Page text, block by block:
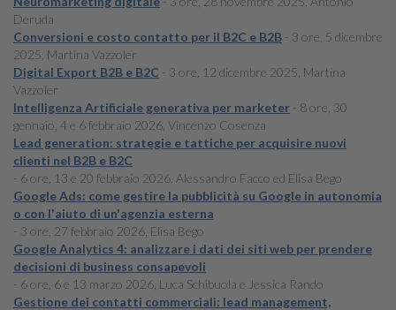
Deruda
Conversioni e costo contatto per il B2C e B2B - 3 ore, 5 dicembre
2025, Martina Vazzoler
Digital Export B2B e B2C - 3 ore, 12 dicembre 2025, Martina
Vazzoler
Intelligenza Artificiale generativa per marketer - 8 ore, 30
gennaio, 4 e 6 febbraio 2026, Vincenzo Cosenza
Lead generation: strategie e tattiche per acquisire nuovi
clienti nel B2B e B2C
- 6 ore, 13 e 20 febbraio 2026, Alessandro Facco ed Elisa Bego
Google Ads: come gestire la pubblicità su Google in autonomia
o con l'aiuto di un'agenzia esterna
- 3 ore, 27 febbraio 2026, Elisa Bego
Google Analytics 4: analizzare i dati dei siti web per prendere
decisioni di business consapevoli
- 6 ore, 6 e 13 marzo 2026, Luca Schibuola e Jessica Rando
Gestione dei contatti commerciali: lead management,